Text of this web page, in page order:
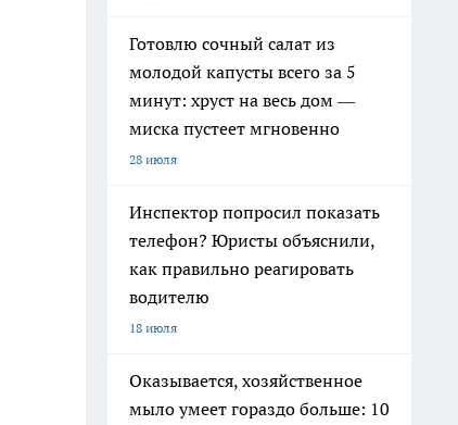
Готовлю сочный салат из
молодой капусты всего за 5
минут: хруст на весь дом —
миска пустеет мгновенно
28 июля
Инспектор попросил показать
телефон? Юристы объяснили,
как правильно реагировать
водителю
18 июля
Оказывается, хозяйственное
мыло умеет гораздо больше: 10